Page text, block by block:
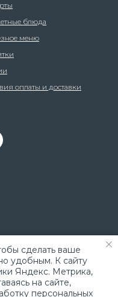
cдeлaть вaшe
удoбным. К caйту
Яндeкc. Мeтpикa,
нa caйтe,
пepcoнaльныx
блюда
меню
оплаты и доставки